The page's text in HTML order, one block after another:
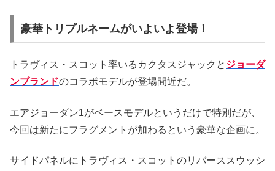
豪華トリプルネームがいよいよ登場！
トラヴィス・スコット率いるカクタスジャックと ジョーダ
ンブランドのコラボモデルが登場間近だ。
エアジョーダン1がベースモデルというだけで特別だが、
今回は新たにフラグメントが加わるという豪華な企画に。
サイドパネルにトラヴィス・スコットのリバーススウッシ